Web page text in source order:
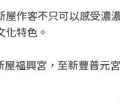
屋作客不只可以感受濃
特色。
屋福興宮，至新豐普元宮